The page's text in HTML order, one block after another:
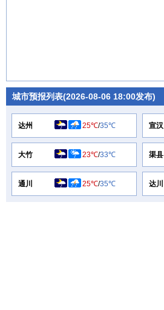
城市预报列表(2026-08-06 18:00发布)
达州 25℃/35℃ 宣汉
大竹 23℃/33℃ 渠县
通川 25℃/35℃ 达川